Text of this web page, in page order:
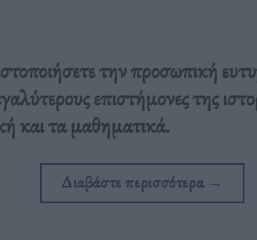
την προσωπική
επιστήμονες της
και τα μαθηματικά.
Διαβάστε περισσότερα →